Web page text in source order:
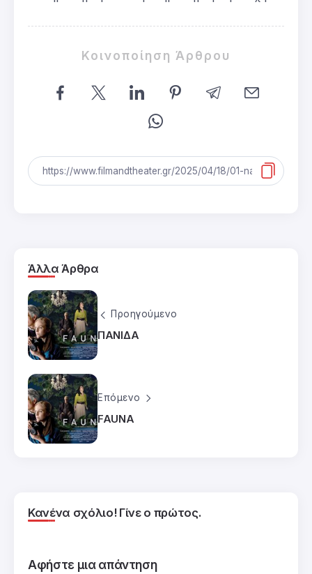
Κοινοποίηση Άρθρου
Άλλα Άρθρα
Προηγούμενο
ΠΑΝΙΔΑ
Επόμενο
FAUNA
Κανένα σχόλιο! Γίνε ο πρώτος.
Αφήστε μια απάντηση